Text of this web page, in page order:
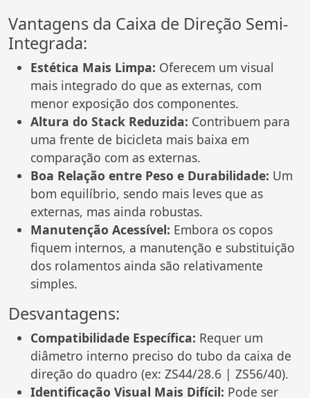
Vantagens da Caixa de Direção Semi-
Integrada:
Estética Mais Limpa: Oferecem um visual
mais integrado do que as externas, com
menor exposição dos componentes.
Altura do Stack Reduzida: Contribuem para
uma frente de bicicleta mais baixa em
comparação com as externas.
Boa Relação entre Peso e Durabilidade: Um
bom equilíbrio, sendo mais leves que as
externas, mas ainda robustas.
Manutenção Acessível: Embora os copos
fiquem internos, a manutenção e substituição
dos rolamentos ainda são relativamente
simples.
Desvantagens:
Compatibilidade Específica: Requer um
diâmetro interno preciso do tubo da caixa de
direção do quadro (ex: ZS44/28.6 | ZS56/40).
Identificação Visual Mais Difícil: Pode ser